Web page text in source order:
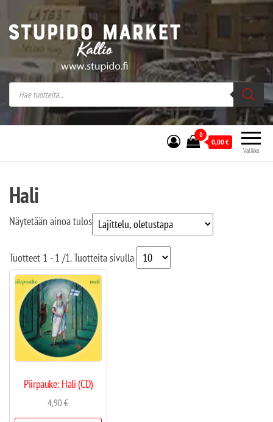
Stupido Market – verkossa ja kivijalassa
Stupido Market on vaihtoehtomusaan
erikoistunut verkko- sekä
kivijalkakauppa Helsingissä Kallion
sydämessä.
Valikko
0
0,00€
Hali
Näytetään ainoa tulos
Tuotteet 1 - 1 /1. Tuotteita sivulla
Piirpauke: Hali (CD)
4,90€